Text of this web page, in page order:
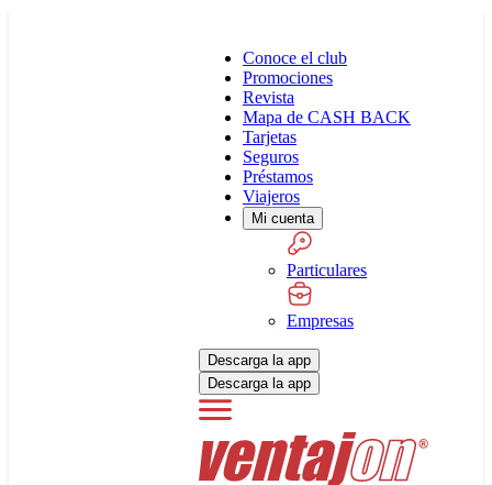
Conoce el club
Promociones
Revista
Mapa de CASH BACK
Tarjetas
Seguros
Préstamos
Viajeros
Mi cuenta
Particulares
Empresas
Descarga la app
Descarga la app